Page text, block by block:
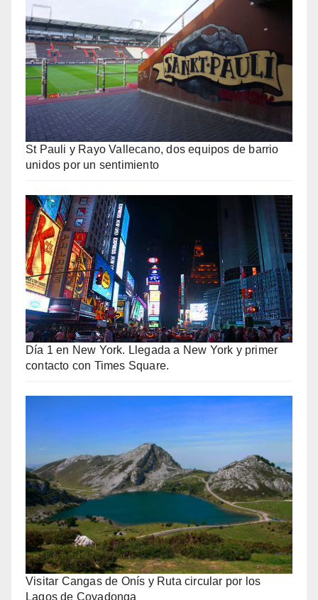
St Pauli y Rayo Vallecano, dos equipos de barrio
unidos por un sentimiento
Día 1 en New York. Llegada a New York y primer
contacto con Times Square.
Visitar Cangas de Onís y Ruta circular por los
Lagos de Covadonga